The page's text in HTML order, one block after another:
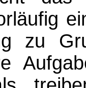
zu